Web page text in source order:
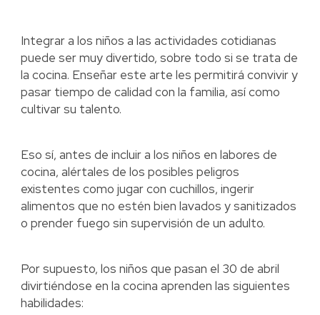
Integrar a los niños a las actividades cotidianas
puede ser muy divertido, sobre todo si se trata de
la cocina. Enseñar este arte les permitirá convivir y
pasar tiempo de calidad con la familia, así como
cultivar su talento.
Eso sí, antes de incluir a los niños en labores de
cocina, alértales de los posibles peligros
existentes como jugar con cuchillos, ingerir
alimentos que no estén bien lavados y sanitizados
o prender fuego sin supervisión de un adulto.
Por supuesto, los niños que pasan el 30 de abril
divirtiéndose en la cocina aprenden las siguientes
habilidades: